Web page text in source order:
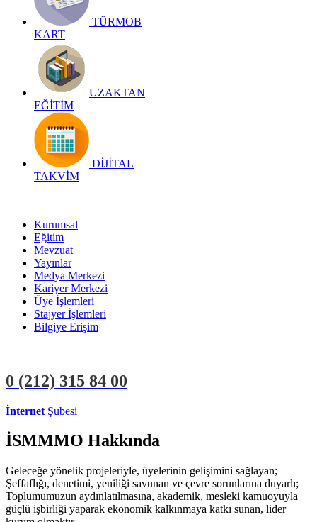
TÜRMOB
KART
UZAKTAN
EĞİTİM
DİJİTAL
TAKVİM
Kurumsal
Eğitim
Mevzuat
Yayınlar
Medya Merkezi
Kariyer Merkezi
Üye İşlemleri
Stajyer İşlemleri
Bilgiye Erişim
0 (212) 315 84 00
İnternet Şubesi
İSMMMO Hakkında
Geleceğe yönelik projeleriyle, üyelerinin gelişimini sağlayan;
Şeffaflığı, denetimi, yeniliği savunan ve çevre sorunlarına duyarlı;
Toplumumuzun aydınlatılmasına, akademik, mesleki kamuoyuyla
güçlü işbirliği yaparak ekonomik kalkınmaya katkı sunan, lider